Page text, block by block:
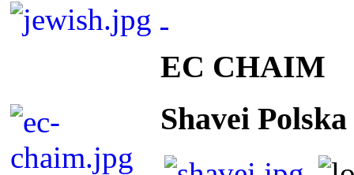
EC CHAIM
Shavei Polska